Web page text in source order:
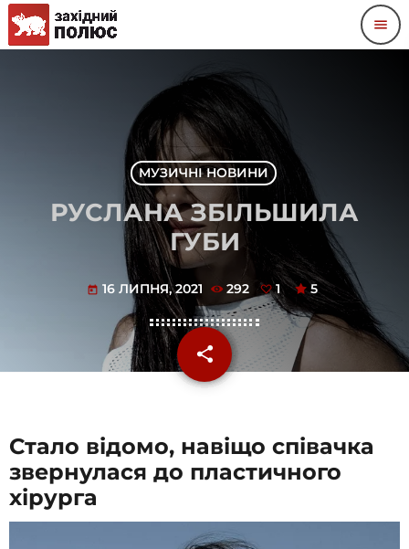
menu
МУЗИЧНІ НОВИНИ
РУСЛАНА ЗБІЛЬШИЛА
ГУБИ
today 16 ЛИПНЯ, 2021 292 1 5
share
email
Стало відомо, навіщо співачка
звернулася до пластичного
хірурга